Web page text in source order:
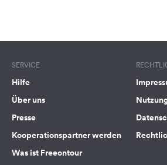
SERVICE
Hilfe
Über uns
Presse
Kooperationspartner werden
Was ist Freeontour